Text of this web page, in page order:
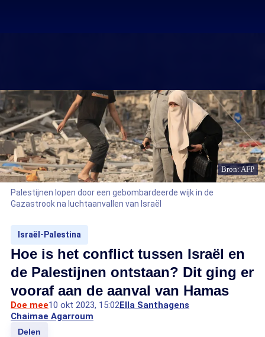
Bron: AFP
Palestijnen lopen door een gebombardeerde wijk in de
Gazastrook na luchtaanvallen van Israël
Israël-Palestina
Hoe is het conflict tussen Israël en
de Palestijnen ontstaan? Dit ging er
vooraf aan de aanval van Hamas
Doe mee10 okt 2023, 15:02Ella Santhagens
Chaimae Agarroum
Delen